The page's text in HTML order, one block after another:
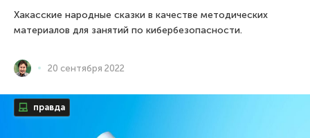
Хакасские народные сказки в качестве методических
материалов для занятий по кибербезопасности.
20 сентября 2022
правда